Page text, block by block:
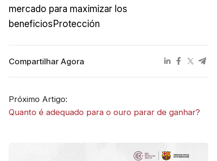
mercado para maximizar los
beneficiosProtección
Compartilhar Agora
Próximo Artigo:
Quanto é adequado para o ouro parar de ganhar?